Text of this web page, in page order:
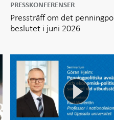
PRESSKONFERENSER
Pressträff om det
beslutet i juni 2026